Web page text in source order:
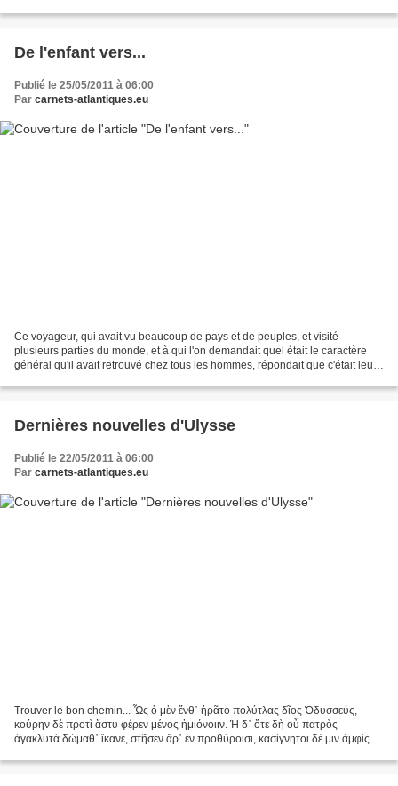
De l'enfant vers...
Publié le 25/05/2011 à 06:00
Par carnets-atlantiques.eu
Ce voyageur, qui avait vu beaucoup de pays et de peuples, et visité
plusieurs parties du monde, et à qui l'on demandait quel était le caractère
général qu'il avait retrouvé chez tous les hommes, répondait que c'était leur
Dernières nouvelles d'Ulysse
Publié le 22/05/2011 à 06:00
Par carnets-atlantiques.eu
Trouver le bon chemin... Ὧς ὁ μὲν ἔνθ᾽ ἠρᾶτο πολύτλας δῖος Ὀδυσσεύς,
κούρην δὲ προτὶ ἄστυ φέρεν μένος ἡμιόνοιιν. Ἡ δ᾽ ὅτε δὴ οὗ πατρὸς
ἀγακλυτὰ δώμαθ᾽ ἵκανε, στῆσεν ἄρ᾽ ἐν προθύροισι, κασίγνητοι δέ μιν ἀμφὶς